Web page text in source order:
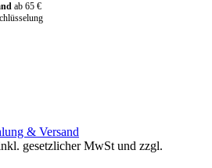
ab 65 €
& Versand
gesetzlicher MwSt und zzgl.